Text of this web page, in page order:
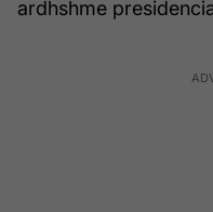
ardhshme